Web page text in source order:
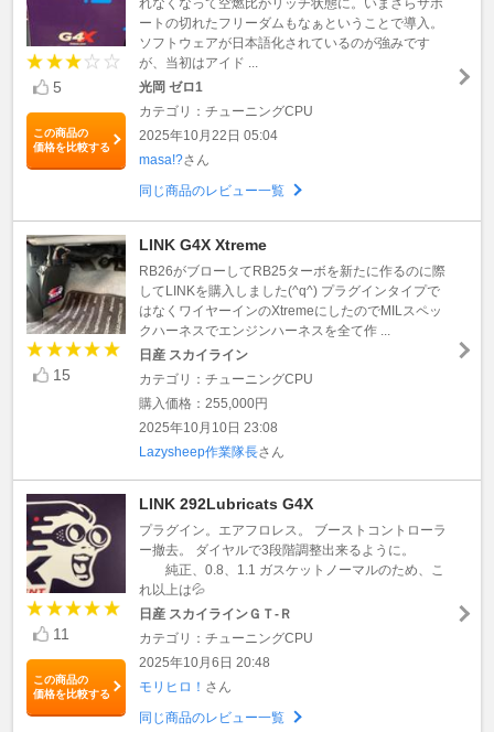
5
この商品の
価格を比較する
ートの切れたフリーダムもなぁということで導入。
ソフトウェアが日本語化されているのが強みです
が、当初はアイド ...
光岡 ゼロ1
カテゴリ：チューニングCPU
2025年10月22日 05:04
masa!?さん
同じ商品のレビュー一覧
15
LINK G4X Xtreme
RB26がブローしてRB25ターボを新たに作るのに際
してLINKを購入しました(^q^) プラグインタイプで
はなくワイヤーインのXtremeにしたのでMILスペッ
クハーネスでエンジンハーネスを全て作 ...
日産 スカイライン
カテゴリ：チューニングCPU
購入価格：255,000円
2025年10月10日 23:08
Lazysheep作業隊長さん
11
この商品の
価格を比較する
LINK 292Lubricats G4X
プラグイン。エアフロレス。 ブーストコントローラ
ー撤去。 ダイヤルで3段階調整出来るように。
純正、0.8、1.1 ガスケットノーマルのため、こ
れ以上は💦
日産 スカイラインＧＴ‐Ｒ
カテゴリ：チューニングCPU
2025年10月6日 20:48
モリヒロ！ さん
同じ商品のレビュー一覧